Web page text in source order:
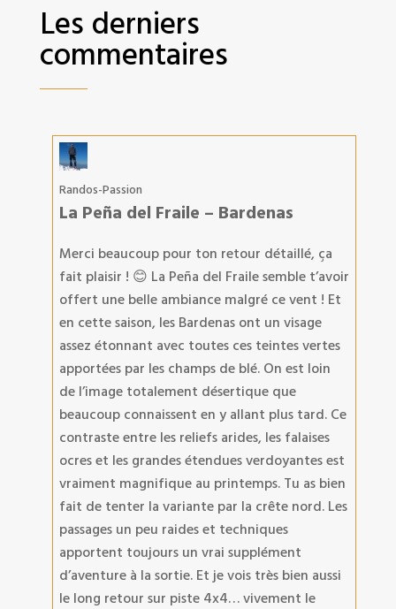
Les derniers
commentaires
Randos-Passion
La Peña del Fraile – Bardenas
Merci beaucoup pour ton retour détaillé, ça
fait plaisir ! 😊 La Peña del Fraile semble t’avoir
offert une belle ambiance malgré ce vent ! Et
en cette saison, les Bardenas ont un visage
assez étonnant avec toutes ces teintes vertes
apportées par les champs de blé. On est loin
de l’image totalement désertique que
beaucoup connaissent en y allant plus tard. Ce
contraste entre les reliefs arides, les falaises
ocres et les grandes étendues verdoyantes est
vraiment magnifique au printemps. Tu as bien
fait de tenter la variante par la crête nord. Les
passages un peu raides et techniques
apportent toujours un vrai supplément
d’aventure à la sortie. Et je vois très bien aussi
le long retour sur piste 4x4… vivement le